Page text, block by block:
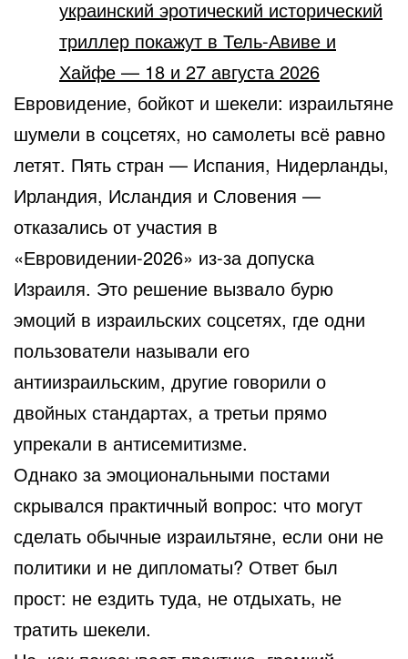
украинский эротический исторический
триллер покажут в Тель-Авиве и
Хайфе — 18 и 27 августа 2026
Евровидение, бойкот и шекели: израильтяне
шумели в соцсетях, но самолеты всё равно
летят. Пять стран — Испания, Нидерланды,
Ирландия, Исландия и Словения —
отказались от участия в
«Евровидении-2026» из-за допуска
Израиля. Это решение вызвало бурю
эмоций в израильских соцсетях, где одни
пользователи называли его
антиизраильским, другие говорили о
двойных стандартах, а третьи прямо
упрекали в антисемитизме.
Однако за эмоциональными постами
скрывался практичный вопрос: что могут
сделать обычные израильтяне, если они не
политики и не дипломаты? Ответ был
прост: не ездить туда, не отдыхать, не
тратить шекели.